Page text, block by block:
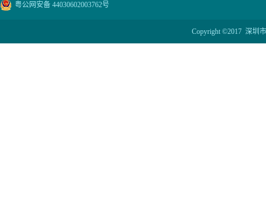
粤公网安备 44030602003762号
Copyright ©2017 深圳